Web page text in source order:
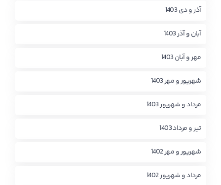
آذر و دی 1403
آبان و آذر 1403
مهر و آبان 1403
شهریور و مهر 1403
مرداد و شهریور 1403
تیر و مرداد 1403
شهریور و مهر 1402
مرداد و شهریور 1402